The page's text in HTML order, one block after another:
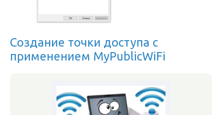
Создание точки доступа с
применением MyPublicWiFi